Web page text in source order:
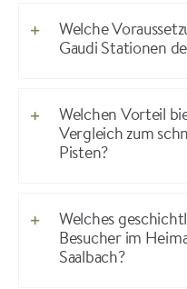
Welche
Gaudi Stationen
Welchen Vorteil
Vergleich zum
Pisten?
Welches
Besucher im
Saalbach?